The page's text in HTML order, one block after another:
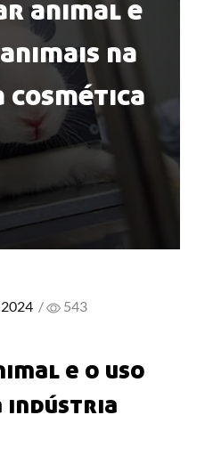
animal e
na
/ 543
e o uso
indústria